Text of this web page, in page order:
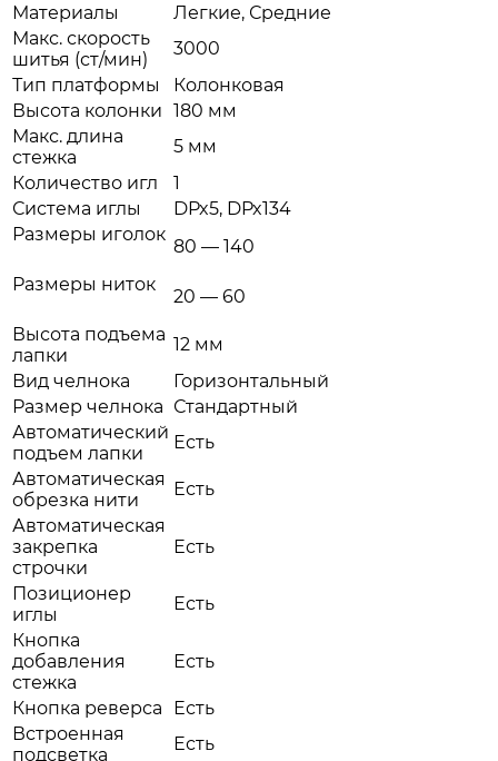
Материалы
Легкие, Средние
Макс. скорость
шитья (ст/мин)
3000
Тип платформы
Колонковая
Высота колонки 180 мм
Макс. длина
стежка
5 мм
Количество игл
1
Система иглы
DPx5, DPx134
Размеры иголок
80 — 140
Размеры ниток
20 — 60
Высота подъема
лапки
12 мм
Вид челнока
Горизонтальный
Размер челнока Стандартный
Автоматический
подъем лапки
Есть
Автоматическая
обрезка нити
Есть
Автоматическая
закрепка
строчки
Есть
Позиционер
иглы
Есть
Кнопка
добавления
стежка
Есть
Кнопка реверса
Есть
Встроенная
подсветка
Есть